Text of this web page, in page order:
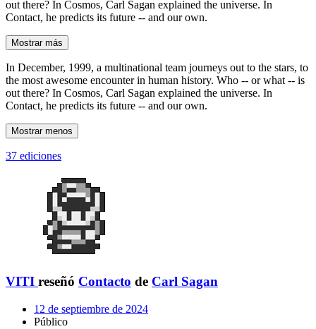
out there? In Cosmos, Carl Sagan explained the universe. In
Contact, he predicts its future -- and our own.
Mostrar más
In December, 1999, a multinational team journeys out to the stars, to
the most awesome encounter in human history. Who -- or what -- is
out there? In Cosmos, Carl Sagan explained the universe. In
Contact, he predicts its future -- and our own.
Mostrar menos
37 ediciones
VITI reseñó Contacto de Carl Sagan
12 de septiembre de 2024
Público